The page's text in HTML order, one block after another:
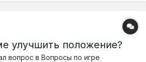
улучшить положение?
вопрос в Вопросы по игре